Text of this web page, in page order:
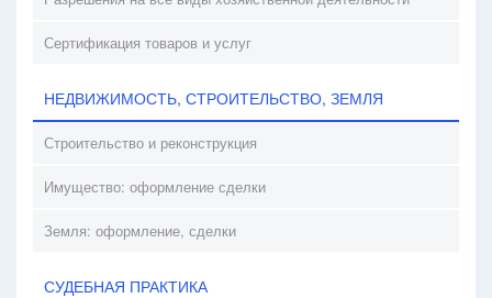
Сертификация товаров и услуг
НЕДВИЖИМОСТЬ, СТРОИТЕЛЬСТВО, ЗЕМЛЯ
Строительство и реконструкция
Имущество: оформление сделки
Земля: оформление, сделки
СУДЕБНАЯ ПРАКТИКА